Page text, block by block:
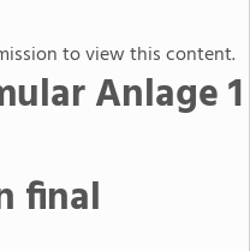
to view this content.
Anlage 1
final